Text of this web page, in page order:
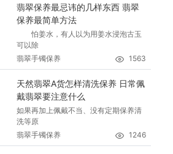
翡翠保养最忌讳的几样东西 翡翠
保养最简单方法
怕姜水，有人以为用姜水浸泡古玉
可以除
翡翠手镯保养
1563
天然翡翠A货怎样清洗保养 日常佩
戴翡翠要注意什么
如果再加上佩戴不当、没有定期保养清
洗等原
翡翠手镯保养
1246